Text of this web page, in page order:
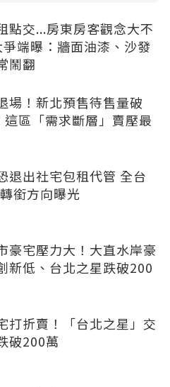
點交...房東房客觀念大不
端曝：牆面油漆、沙發
鬧翻
場！新北預售待售量破
這區「需求斷層」賣壓最
退出社宅包租代管 全台
銜方向曝光
豪宅壓力大！大直水岸豪
新低、台北之星跌破200
打折賣！「台北之星」交
破200萬